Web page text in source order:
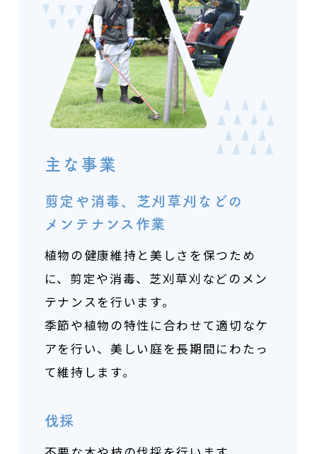
主な事業
剪定や消毒、芝刈草刈などの
メンテナンス作業
植物の健康維持と美しさを保つため
に、 剪定や消毒、芝刈草刈などのメン
テナンスを行います。
季節や植物の特性に合わせて適切なケ
アを行い、美しい庭を長期間にわたっ
て維持します。
伐採